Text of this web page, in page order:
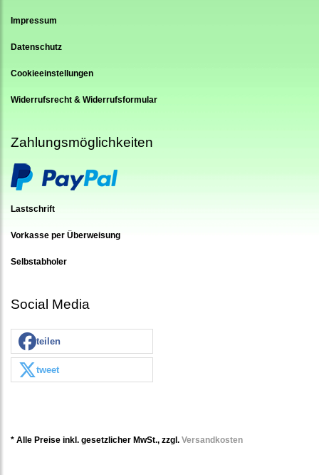
Impressum
Datenschutz
Cookieeinstellungen
Widerrufsrecht & Widerrufsformular
Zahlungsmöglichkeiten
Lastschrift
Vorkasse per Überweisung
Selbstabholer
Social Media
teilen
tweet
* Alle Preise inkl. gesetzlicher MwSt., zzgl. Versandkosten